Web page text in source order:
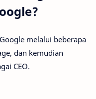
melalui beberapa
dan kemudian
CEO.